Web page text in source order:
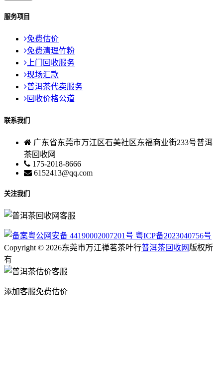
服务项目
免费估价
免费清理竹粉
上门回收服务
现场汇款
普洱茶代卖服务
回收价格公道
联系我们
广东省东莞市万江区石美社区东福商业街233号普洱
茶回收网
175-2018-8666
6152413@qq.com
关注我们
粤公网安备 44190002007201号 粤ICP备2023040756号
Copyright © 2026东莞市万江禅茗茶叶行普洱茶回收网 版权所
有
添加客服免费估价